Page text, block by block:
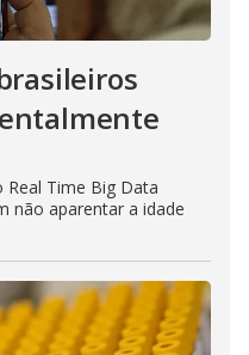
Real Time Big Data
não aparentar a idade